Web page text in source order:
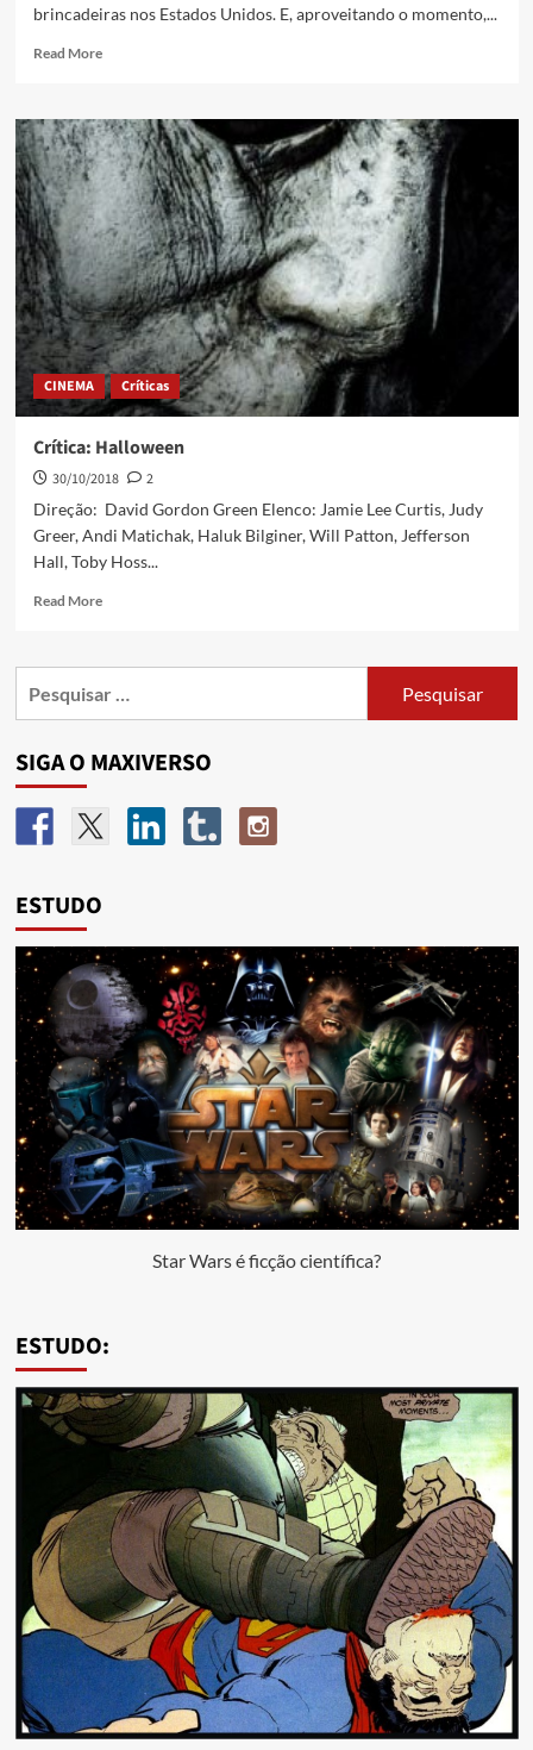
brincadeiras nos Estados Unidos. E, aproveitando o momento,...
Read More
CINEMA Críticas
Crítica: Halloween
30/10/2018
2
Direção: David Gordon Green Elenco: Jamie Lee Curtis, Judy
Greer, Andi Matichak, Haluk Bilginer, Will Patton, Jefferson
Hall, Toby Hoss...
Read More
SIGA O MAXIVERSO
ESTUDO
Star Wars é ficção científica?
ESTUDO: